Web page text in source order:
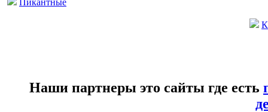
Пикантные
Наши партнеры это сайты где есть